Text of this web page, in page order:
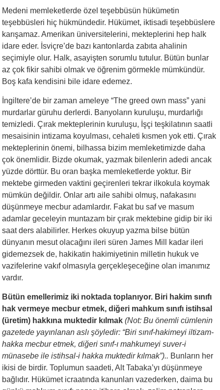
Medeni memleketlerde özel teşebbüsün hükümetin
teşebbüsleri hiç hükmündedir. Hükümet, iktisadi teşebbüslere
karışamaz. Amerikan üniversitelerini, mekteplerini hep halk
idare eder. İsviçre’de bazı kantonlarda zabıta ahalinin
seçimiyle olur. Halk, asayişten sorumlu tutulur. Bütün bunlar
az çok fikir sahibi olmak ve öğrenim görmekle mümkündür.
Boş kafa kendisini bile idare edemez.
İngiltere’de bir zaman ameleye “The greed own mass” yani
murdarlar güruhu derlerdi. Banyoların kuruluşu, murdarlığı
temizledi. Çırak mekteplerinin kuruluşu, İşçi teşkilatının saatli
mesaisinin intizama koyulması, cehaleti kısmen yok etti. Çırak
mekteplerinin önemi, bilhassa bizim memleketimizde daha
çok önemlidir. Bizde okumak, yazmak bilenlerin adedi ancak
yüzde dörttür. Bu oran başka memleketlerde yoktur. Bir
mektebe girmeden vaktini geçirenleri tekrar ilkokula koymak
mümkün değildir. Onlar artı aile sahibi olmuş, nafakasını
düşünmeye mecbur adamlardır. Fakat bu saf ve masum
adamlar geceleyin muntazam bir çırak mektebine gidip bir iki
saat ders alabilirler. Herkes okuyup yazma bilse bütün
dünyanın mesut olacağını ileri süren James Mill kadar ileri
gidemezsek de, hakikatin hakimiyetinin milletin hukuk ve
vazifelerine vakıf olmasıyla gerçekleşeceğine olan imanımız
vardır.
Bütün emellerimiz iki noktada toplanıyor. Biri hakim sınıfı
hak vermeye mecbur etmek, diğeri mahkum sınıfı istihsal
(üretim) hakkına muktedir kılmak(Not: Bu önemli cümlenin
gazetede yayınlanan aslı şöyledir: “Biri sınıf-hakimeyi iltizam-
hakka mecbur etmek, diğeri sınıf-ı mahkumeyi suver-i
münasebe ile istihsal-i hakka muktedir kılmak”).. Bunların her
ikisi de birdir. Toplumun saadeti, Alt Tabaka’yı düşünmeye
bağlıdır. Hükümet icraatında kanunları vazederken, daima bu